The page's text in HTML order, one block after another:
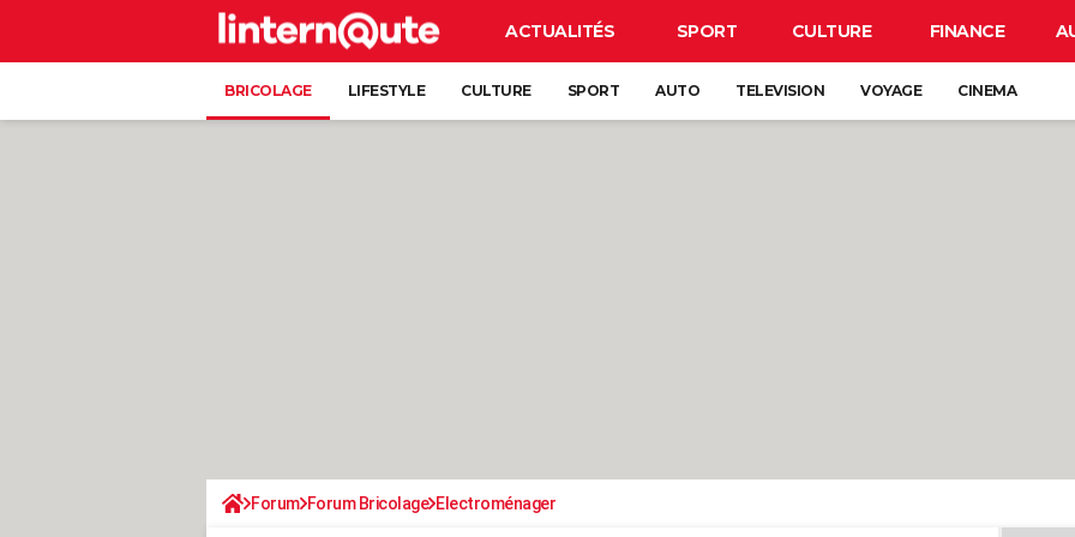
ACTUALITÉS SPORT CULTURE FINANCE
BRICOLAGE LIFESTYLE CULTURE SPORT AUTO TELEVISION VOYAGE CINEMA
Forum Forum Bricolage Electroménager